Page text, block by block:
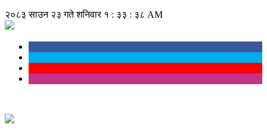
२०८३ साउन २३ गते शनिवार १ : ३३ : ३९ AM